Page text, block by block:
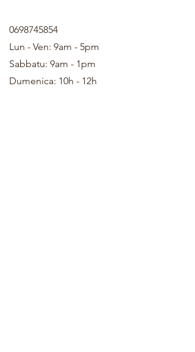
0698745854
Lun - Ven: 9am - 5pm
Sabbatu: 9am - 1pm
Dumenica: 10h - 12h